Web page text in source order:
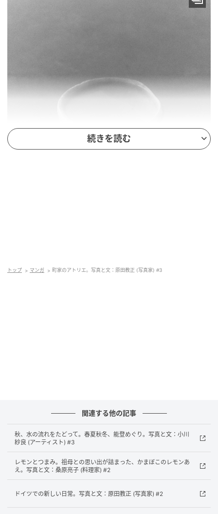
「ガラスのコップ」のための撮り下ろし。
続きを読む
トップ マンガ 町家のアトリエ。写真と文：原田教正 (写真家) #3
関連する他の記事
秋、水の流れをたどって。春夏秋冬、能登めぐり。写真と文：小川
紗良 (アーティスト) #3
レモンとつまみ。祖母との思い出が詰まった、かまぼこのレモンあ
え。写真と文：桑原亮子 (料理家) #2
ドイツでの新しい日常。写真と文：原田教正 (写真家) #2